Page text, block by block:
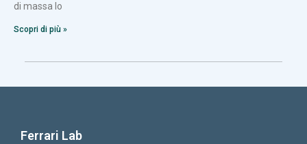
di massa lo
Scopri di più »
Ferrari Lab